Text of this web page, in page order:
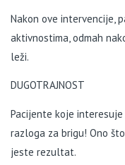
Nakon ove intervencije,
aktivnostima, odmah
leži.
DUGOTRAJNOST
Pacijente koje
razloga za brigu! Ono
jeste rezultat.